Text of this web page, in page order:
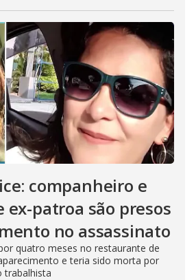
companheiro e
ex-patroa são presos
no assassinato
quatro meses no restaurante de
e teria sido morta por
trabalhista